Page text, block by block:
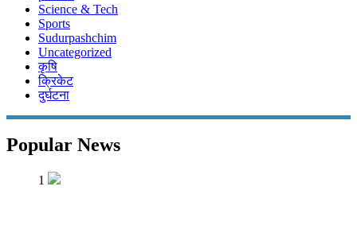
Science & Tech
Sports
Sudurpashchim
Uncategorized
कृषि
क्रिकेट
दुर्घटना
Popular News
1